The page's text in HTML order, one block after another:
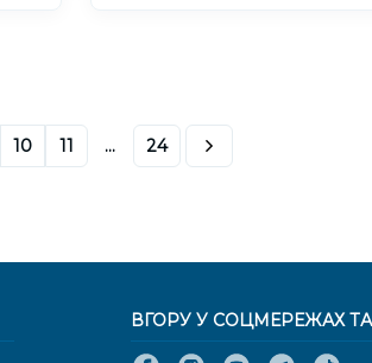
10 11 ... 24
ВГОРУ У СОЦМЕРЕЖАХ